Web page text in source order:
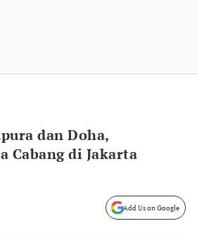
dan Doha,
Cabang di Jakarta
Add Us on Google